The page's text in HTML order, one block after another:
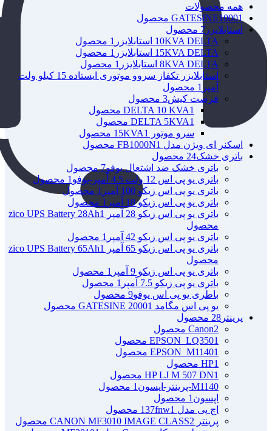
همه محصولات
GATESINE10001 محصول
استابلایزر 7 محصول
10KVA DELTA استابلایزر
1 محصول
15KVA DELTA استابلایزر
1 محصول
8KVA DELTA استابلایزر
1 محصول
استابلایزر تکفاز سروو موتوری ایستاده 15 کیلو ولت
آمپر 1 محصول
فرصت کیش3 محصول
DELTA 10 KVA1 محصول
DELTA 5KVA1 محصول
سرو موتور 15KVA
1 محصول
اسکنر ای ویژن مدل FB1000N 1 محصول
باتری خشک24 محصول
باتری خشک ضد اشتعال یوفو7 محصول
باتری یو پی اس 12 ولت 4.5 آمپر-یوفو
1 محصول
باتری یو پی اس زیکو 100 آمپر
1 محصول
باتری یو پی اس زیکو 18 آمپر
1 محصول
باتری یو پی اس زیکو 28 آمپر zico UPS Battery 28Ah
1
محصول
باتری یو پی اس زیکو 42 آمپر
1 محصول
باتری یو پی اس زیکو 65 آمپر zico UPS Battery 65Ah
1
محصول
باتری یو پی اس زیکو 9 آمپر
1 محصول
باتری یو پی زیکو 7.5 آمپر
1 محصول
باطری یو پی اس یوفو9 محصول
یو پی اس مگامد GATESINE 2000 1 محصول
پرینتر 28 محصول
Canon2 محصول
EPSON_LQ3501 محصول
EPSON_M11401 محصول
HP1 محصول
HP LJ M 507 DN1 محصول
M1140-پرینتر-اپسون
1 محصول
اپسون 1 محصول
اچ پی مدل 137fnw 1 محصول
پرینتر CANON MF3010 IMAGE CLASS 2 محصول